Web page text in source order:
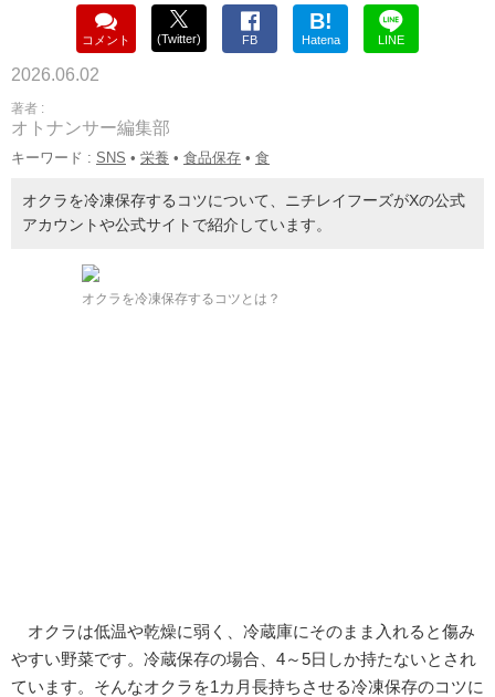
コメント (Twitter) FB
B!
Hatena LINE
2026.06.02
著者 :
オトナンサー編集部
キーワード : SNS • 栄養 • 食品保存 • 食
オクラを冷凍保存するコツについて、ニチレイフーズがXの公式
アカウントや公式サイトで紹介しています。
オクラを冷凍保存するコツとは？
オクラは低温や乾燥に弱く、冷蔵庫にそのまま入れると傷み
やすい野菜です。冷蔵保存の場合、4～5日しか持たないとされ
ています。そんなオクラを1カ月長持ちさせる冷凍保存のコツに